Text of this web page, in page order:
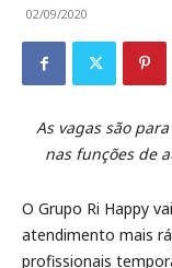
02/09/2020
As vagas são
nas funções de
O Grupo Ri Happy
atendimento mais
profissionais